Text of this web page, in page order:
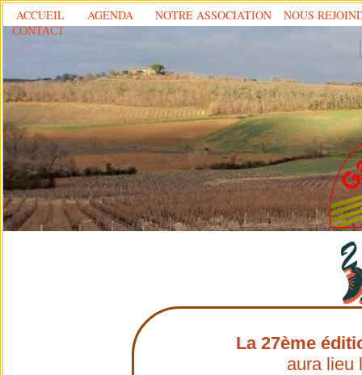
ACCUEIL AGENDA NOTRE ASSOCIATION NOUS
CONTACT
La 27ème
aura lieu